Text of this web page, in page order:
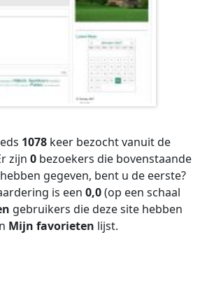
1078 keer bezocht vanuit de
zijn 0 bezoekers die bovenstaande
gegeven, bent u de eerste?
is een 0,0(op een schaal
gebruikers die deze site hebben
Mijn favorieten lijst.